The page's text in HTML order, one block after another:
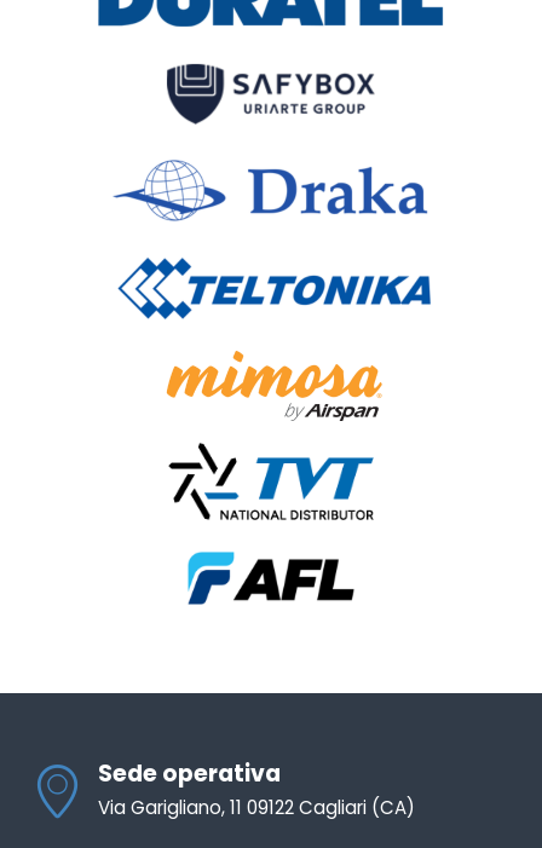
Sede operativa
Via Garigliano, 11 09122 Cagliari (CA)